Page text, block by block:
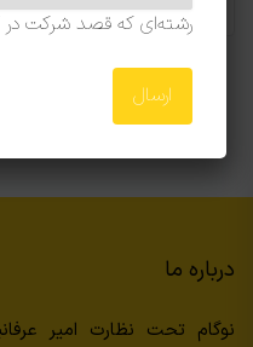
درباره ما
نوگام تحت نظارت امیر
رشته‌ای که قصد شرکت در